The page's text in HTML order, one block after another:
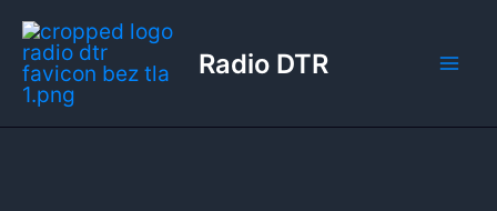
Przejdź
do
treści
Radio DTR